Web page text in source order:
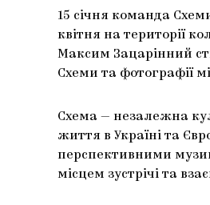
15 січня команда
квітня на території
Максим Зацарінний
Схеми та фотографії
Схема — незалежна
життя в Україні та
перспективними
місцем зустрічі та